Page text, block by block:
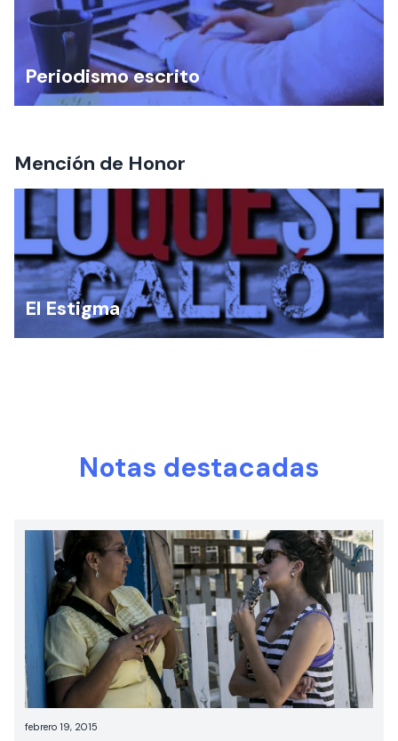
Periodismo escrito
Mención de Honor
El Estigma
Notas destacadas
febrero 19, 2015